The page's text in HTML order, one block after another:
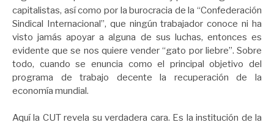
capitalistas, así como por la burocracia de la “Confederación
Sindical Internacional”, que ningún trabajador conoce ni ha
visto jamás apoyar a alguna de sus luchas, entonces es
evidente que se nos quiere vender “gato por liebre”. Sobre
todo, cuando se enuncia como el principal objetivo del
programa de trabajo decente la recuperación de la
economía mundial.
Aquí la CUT revela su verdadera cara. Es la institución de la